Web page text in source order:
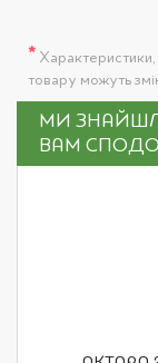
* Характеристики,
товару можуть
МИ
ВАМ